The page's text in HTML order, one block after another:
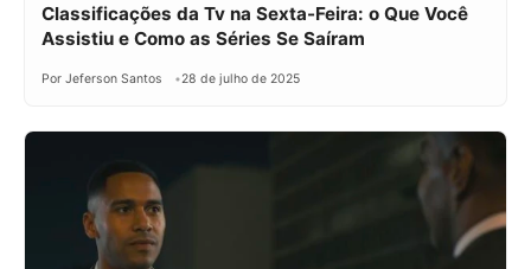
Classificações da Tv na Sexta-Feira: o Que Você
Assistiu e Como as Séries Se Saíram
Por Jeferson Santos 28 de julho de 2025